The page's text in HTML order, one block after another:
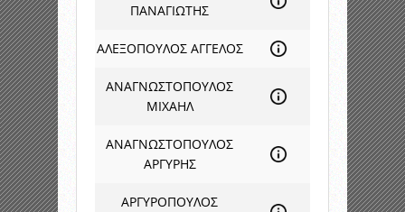
ΠΑΝΑΓΙΩΤΗΣ
ΑΛΕΞΟΠΟΥΛΟΣ ΑΓΓΕΛΟΣ
ΑΝΑΓΝΩΣΤΟΠΟΥΛΟΣ
ΜΙΧΑΗΛ
ΑΝΑΓΝΩΣΤΟΠΟΥΛΟΣ
ΑΡΓΥΡΗΣ
ΑΡΓΥΡΟΠΟΥΛΟΣ